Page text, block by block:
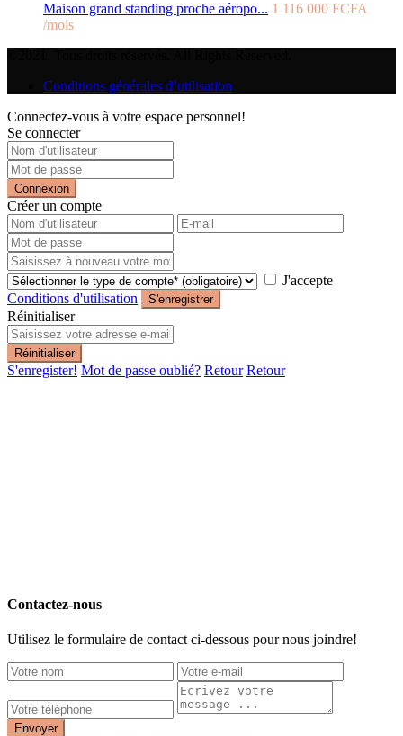
Maison grand standing proche aéropo... 1 116 000 FCFA
/mois
Conditions générales d’utilisation
Connectez-vous à votre espace personnel!
Se connecter
Connexion
Créer un compte
J'accepte
Conditions d'utilisation
S'enregistrer
Réinitialiser
Réinitialiser
S'enregister! Mot de passe oublié? Retour Retour
Contactez-nous
Utilisez le formulaire de contact ci-dessous pour nous joindre!
Envoyer